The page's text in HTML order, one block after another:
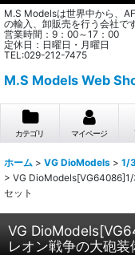
M.S Modelsは世界中から、
の輸入、卸販売を行う会社です
営業時間：9：00～17：00
定休日：日曜日・月曜日
TEL:029-212-7475
M.S Models Web
カテゴリ マイページ
ホーム > VG DioModels > 1/
> VG
セット
VG
レオン戦争の大砲装